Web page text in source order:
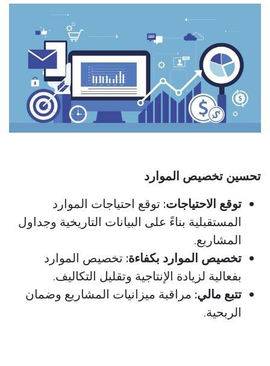
تحسين تخصيص الموارد
توقع الاحتياجات: توقع احتياجات الموارد
المستقبلية بناءً على البيانات التاريخية وجداول
المشاريع.
تخصيص الموارد بكفاءة: تخصيص الموارد
بفعالية لزيادة الإنتاجية وتقليل التكاليف.
تتبع مالي: مراقبة ميزانيات المشاريع وضمان
الربحية.